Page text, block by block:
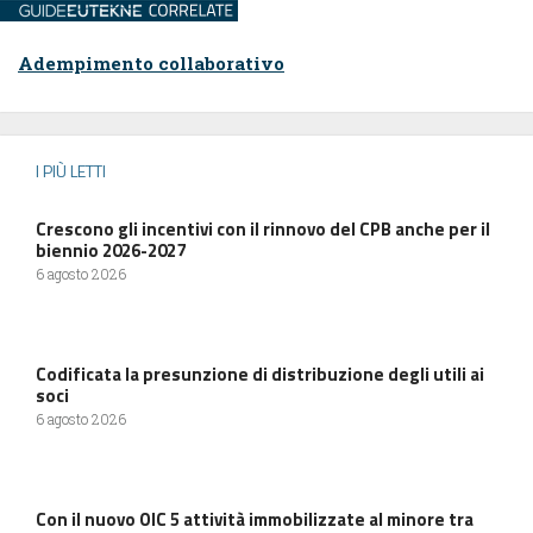
Adempimento collaborativo
I PIÙ LETTI
Crescono gli incentivi con il rinnovo del CPB anche per il
biennio 2026-2027
6 agosto 2026
Codificata la presunzione di distribuzione degli utili ai
soci
6 agosto 2026
Con il nuovo OIC 5 attività immobilizzate al minore tra